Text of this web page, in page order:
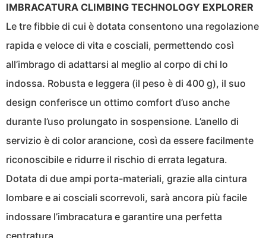
IMBRACATURA CLIMBING TECHNOLOGY EXPLORER
Le tre fibbie di cui è dotata consentono una regolazione
rapida e veloce di vita e cosciali, permettendo così
all’imbrago di adattarsi al meglio al corpo di chi lo
indossa. Robusta e leggera (il peso è di 400 g), il suo
design conferisce un ottimo comfort d’uso anche
durante l’uso prolungato in sospensione. L’anello di
servizio è di color arancione, così da essere facilmente
riconoscibile e ridurre il rischio di errata legatura.
Dotata di due ampi porta-materiali, grazie alla cintura
lombare e ai cosciali scorrevoli, sarà ancora più facile
indossare l’imbracatura e garantire una perfetta
centratura.